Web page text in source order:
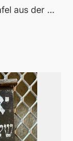
OJM_SYN_JZT_566: Jahrzeittafel aus der Wertheimer Synagoge in Eisenstadt